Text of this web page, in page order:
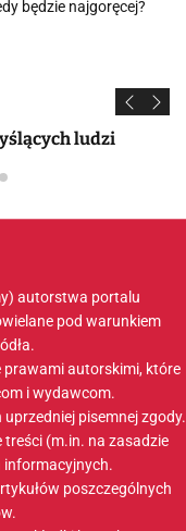
będzie najgoręcej?
ludzi
autorstwa portalu
pod warunkiem
prawami autorskimi, które
i wydawcom.
pisemnej zgody.
(m.in. na zasadzie
informacyjnych.
poszczególnych